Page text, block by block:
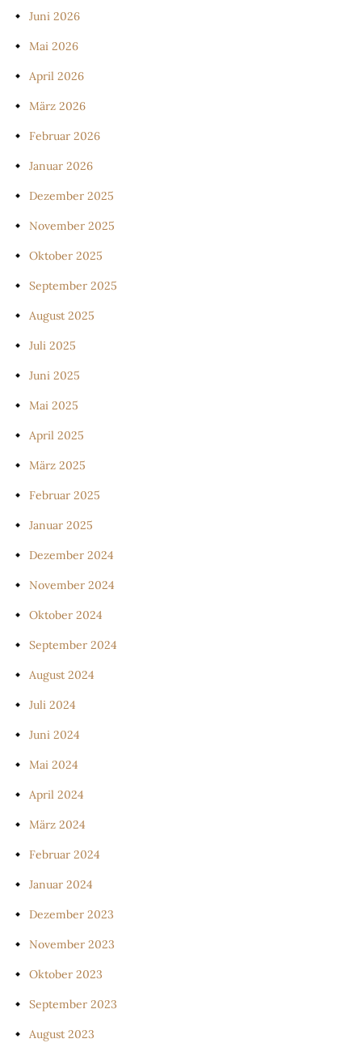
Juni 2026
Mai 2026
April 2026
März 2026
Februar 2026
Januar 2026
Dezember 2025
November 2025
Oktober 2025
September 2025
August 2025
Juli 2025
Juni 2025
Mai 2025
April 2025
März 2025
Februar 2025
Januar 2025
Dezember 2024
November 2024
Oktober 2024
September 2024
August 2024
Juli 2024
Juni 2024
Mai 2024
April 2024
März 2024
Februar 2024
Januar 2024
Dezember 2023
November 2023
Oktober 2023
September 2023
August 2023